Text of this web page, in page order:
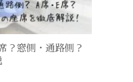
？窓側・通路側？